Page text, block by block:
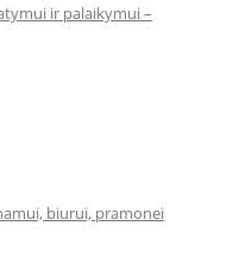
ir palaikymui –
biurui, pramonei